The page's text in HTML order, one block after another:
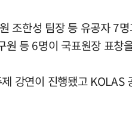
한성 팀장 등 유공자 7
등 6명이 국표원장 표창
강연이 진행됐고